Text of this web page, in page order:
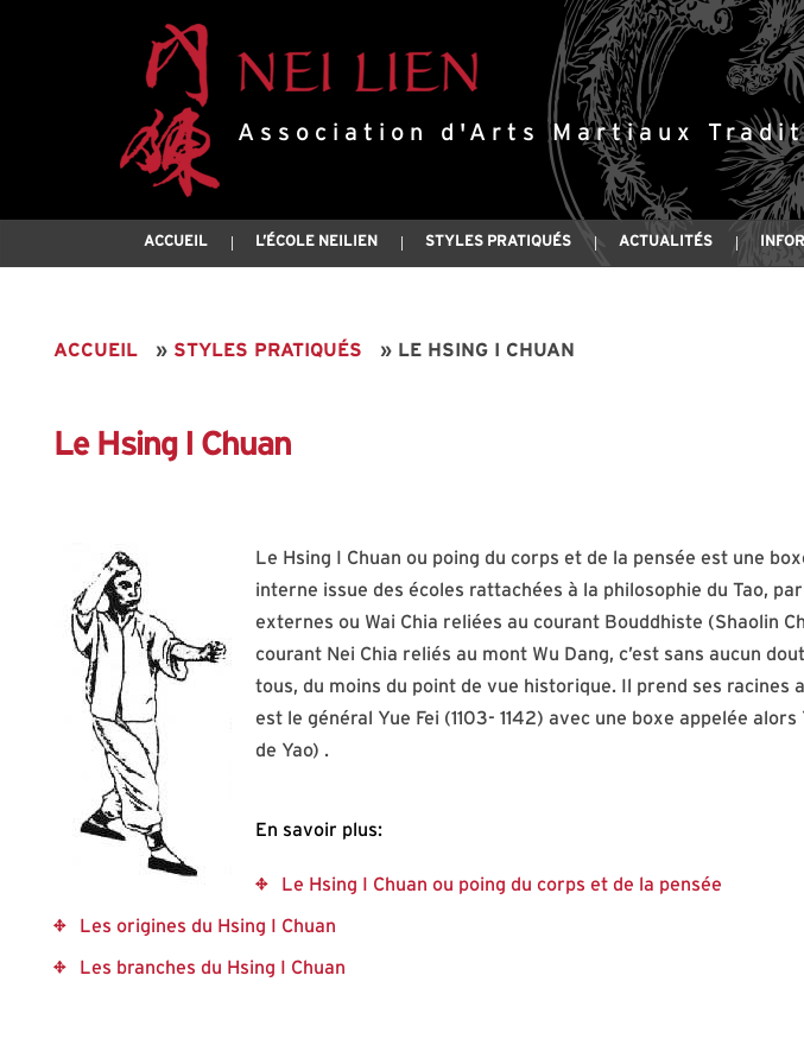
Association d'Arts Martiaux
ACCUEIL L’ÉCOLE NEILIEN STYLES PRATIQUÉS ACTUALITÉS
ACCUEIL » STYLES PRATIQUÉS » LE HSING I CHUAN
Le Hsing I Chuan
Le Hsing I Chuan ou poing du corps et de la pensée est une
interne issue des écoles rattachées à la philosophie du Tao,
externes ou Wai Chia reliées au courant Bouddhiste (Shaolin
courant Nei Chia reliés au mont Wu Dang, c’est sans aucun
tous, du moins du point de vue historique. Il prend ses racines
est le général Yue Fei (1103- 1142) avec une boxe appelée
de Yao) .
En savoir plus:
Le Hsing I Chuan ou poing du corps et de la pensée
Les origines du Hsing I Chuan
Les branches du Hsing I Chuan